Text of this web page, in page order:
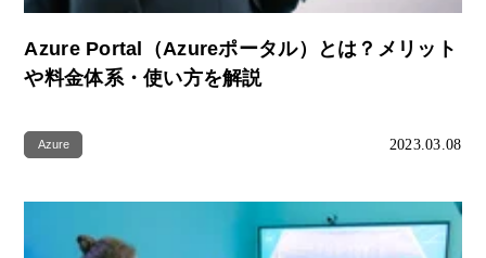
Azure Portal（Azureポータル）とは？メリット
や料金体系・使い方を解説
Azure 2023.03.08